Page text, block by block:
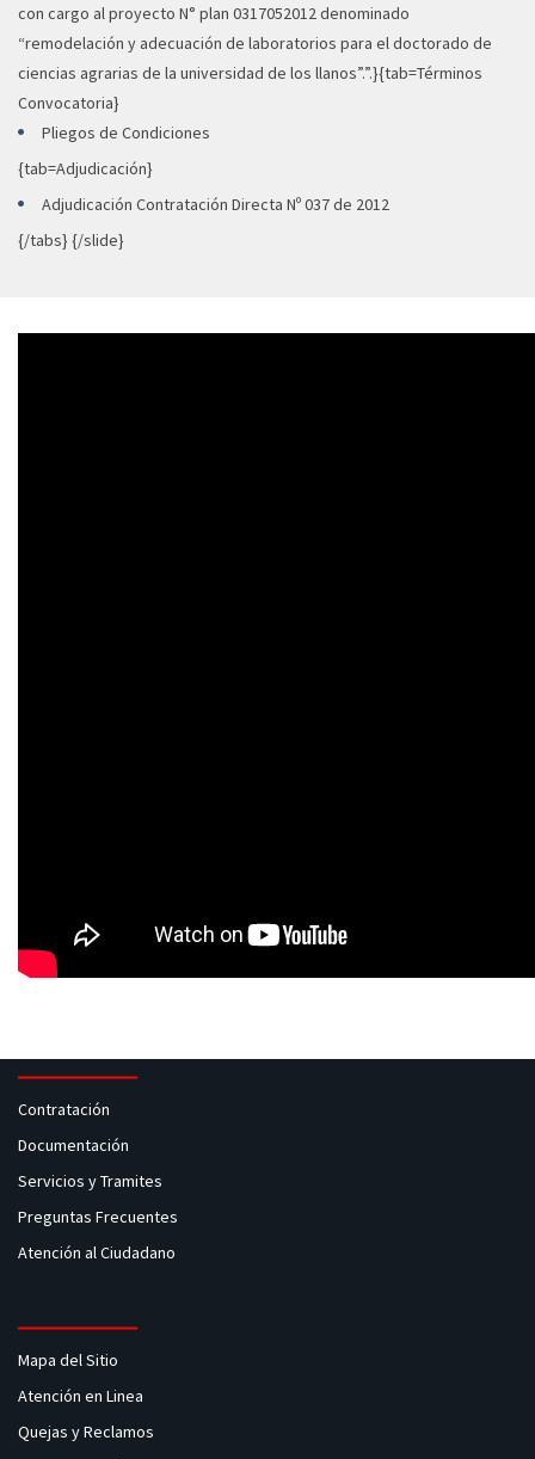
con cargo al proyecto N° plan 0317052012 denominado
“remodelación y adecuación de laboratorios para el doctorado de
ciencias agrarias de la universidad de los llanos”.”.}{tab=Términos
Convocatoria}
Pliegos de Condiciones
{tab=Adjudicación}
Adjudicación Contratación Directa Nº 037 de 2012
{/tabs} {/slide}
Contratación
Documentación
Servicios y Tramites
Preguntas Frecuentes
Atención al Ciudadano
Mapa del Sitio
Atención en Linea
Quejas y Reclamos